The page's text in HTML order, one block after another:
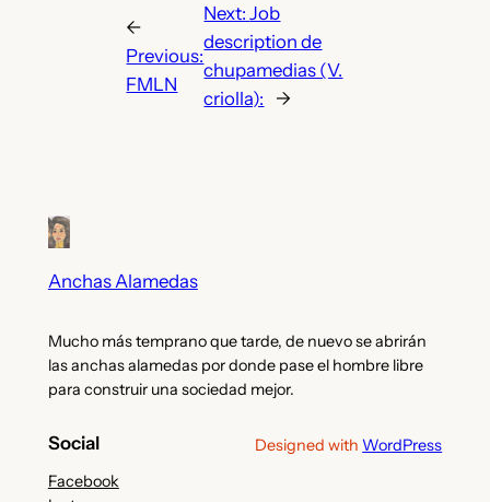
←
Previous:
FMLN
Next:Job
description de
chupamedias (V.
criolla):
→
Anchas Alamedas
Mucho más temprano que tarde, de nuevo se abrirán
las anchas alamedas por donde pase el hombre libre
para construir una sociedad mejor.
Social
Facebook
Designed with WordPress